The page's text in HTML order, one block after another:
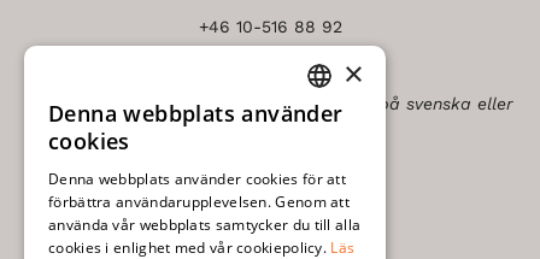
+46 10-516 88 92
Vi kan endast erbjuda support via telefon på svenska eller
ADRESS
Moëll & Moëll Ab
SWEDISH
×
Denna webbplats använder
cookies
Denna webbplats använder cookies för att
förbättra användarupplevelsen. Genom att
använda vår webbplats samtycker du till alla
cookies i enlighet med vår cookiepolicy. Läs